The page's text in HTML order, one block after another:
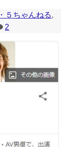
５ちゃんねる,
2